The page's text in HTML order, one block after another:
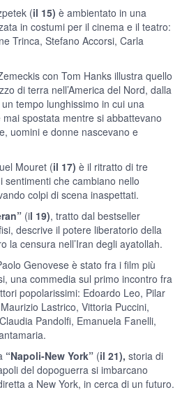
(il 15) è ambientato in una
in costumi per il cinema e il teatro:
Trinca, Stefano Accorsi, Carla
con Tom Hanks illustra quello
di terra nell’America del Nord, dalla
tempo lunghissimo in cui una
spostata mentre si abbattevano
uomini e donne nascevano e
Mouret (il 17) è il ritratto di tre
sentimenti che cambiano nello
colpi di scena inaspettati.
(il 19), tratto dal bestseller
descrive il potere liberatorio della
la censura nell’Iran degli ayatollah.
Genovese è stato fra i film più
una commedia sul primo incontro fra
popolarissimi: Edoardo Leo, Pilar
Lastrico, Vittoria Puccini,
Pandolfi, Emanuela Fanelli,
“Napoli-New York” (il 21), storia di
del dopoguerra si imbarcano
a New York, in cerca di un futuro.